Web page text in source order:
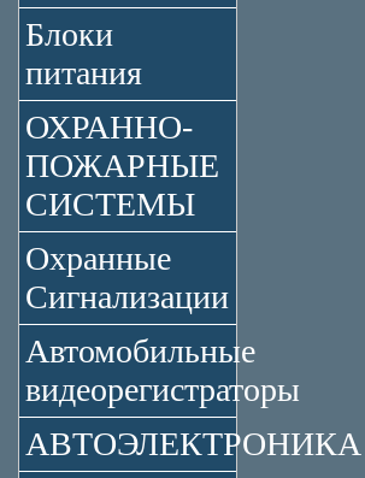
Блоки
питания
ОХРАННО-
ПОЖАРНЫЕ
СИСТЕМЫ
Охранные
Сигнализации
Автомобильные
видеорегистраторы
АВТОЭЛЕКТРОНИКА